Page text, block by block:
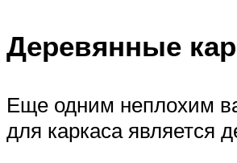
Деревянные
Еще одним неплохим
для каркаса является